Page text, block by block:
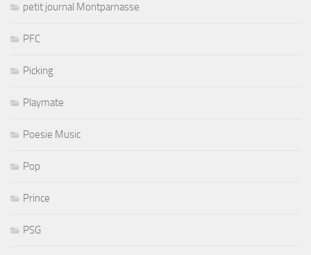
petit journal Montparnasse
PFC
Picking
Playmate
Poesie Music
Pop
Prince
PSG